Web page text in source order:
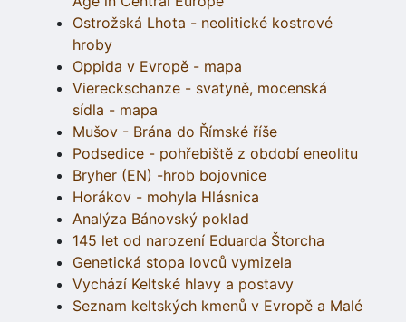
Ostrožská Lhota - neolitické kostrové
hroby
Oppida v Evropě - mapa
Viereckschanze - svatyně, mocenská
sídla - mapa
Mušov - Brána do Římské říše
Podsedice - pohřebiště z období eneolitu
Bryher (EN) -hrob bojovnice
Horákov - mohyla Hlásnica
Analýza Bánovský poklad
145 let od narození Eduarda Štorcha
Genetická stopa lovců vymizela
Vychází Keltské hlavy a postavy
Seznam keltských kmenů v Evropě a Malé